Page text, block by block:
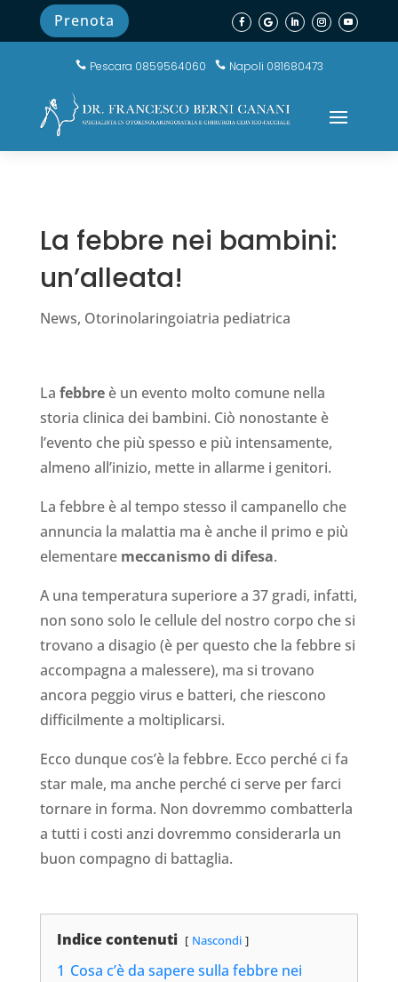
Prenota
 Pescara 0859564060  Napoli 081680473
La febbre nei bambini:
un’alleata!
News, Otorinolaringoiatria pediatrica
La febbreè un evento molto comune nella
storia clinica dei bambini. Ciò nonostante è
l’evento che più spesso e più intensamente,
almeno all’inizio, mette in allarme i genitori.
La febbre è al tempo stesso il campanello che
annuncia la malattia ma è anche il primo e più
elementare meccanismo di difesa.
A una temperatura superiore a 37 gradi, infatti,
non sono solo le cellule del nostro corpo che si
trovano a disagio (è per questo che la febbre si
accompagna a malessere), ma si trovano
ancora peggio virus e batteri, che riescono
difficilmente a moltiplicarsi.
Ecco dunque cos’è la febbre. Ecco perché ci fa
star male, ma anche perché ci serve per farci
tornare in forma. Non dovremmo combatterla
a tutti i costi anzi dovremmo considerarla un
buon compagno di battaglia.
Indice contenuti Nascondi
1 Cosa c’è da sapere sulla febbre nei